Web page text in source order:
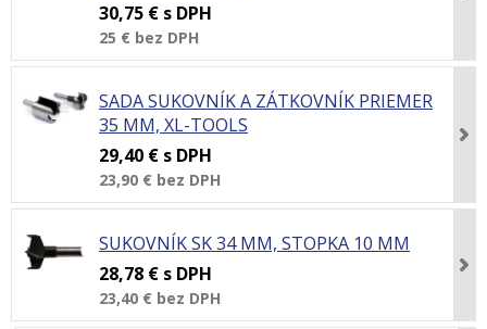
30,75 € s DPH
25 € bez DPH
SADA SUKOVNÍK A ZÁTKOVNÍK PRIEMER
35 MM, XL-TOOLS
29,40 € s DPH
23,90 € bez DPH
SUKOVNÍK SK 34 MM, STOPKA 10 MM
28,78 € s DPH
23,40 € bez DPH